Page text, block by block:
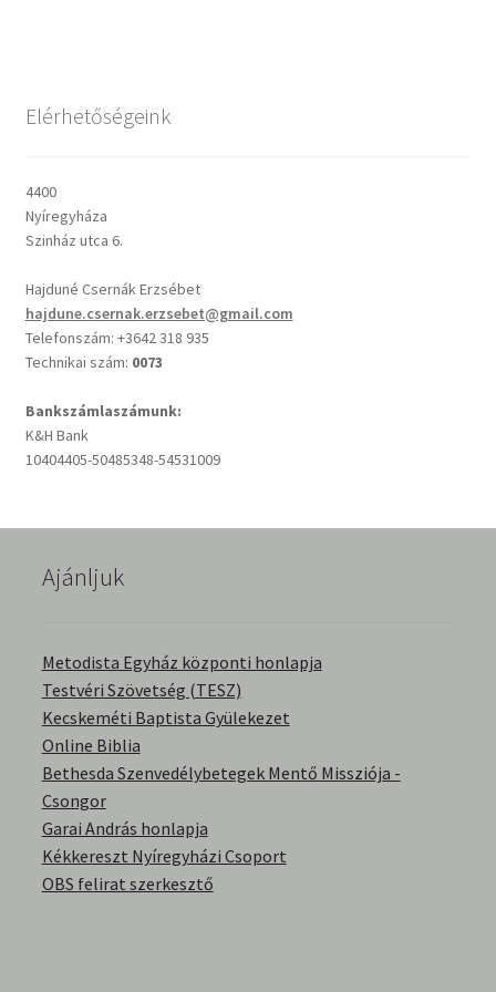
Cseri Kálmán: A kegyelem harmatja
Oswald Chambers: Krisztus mindenek felett
Mindennapi kenyerünk
Alkalmaink
Bemutatkozás
Elérhetőségek
English Bible Talks with Granville Pillar
Képek
Kitekintés
Könyvtár
Család-Házasság
Életrajzok-Regények
Elérhetőségeink
4400
Nyíregyháza
Szinház utca 6.
Hajduné Csernák Erzsébet
hajdune.csernak.erzsebet@gmail.com
Telefonszám: +3642 318 935
Technikai szám: 0073
Bankszámlaszámunk:
K&H Bank
10404405-50485348-54531009
Ajánljuk
Metodista Egyház központi honlapja
Testvéri Szövetség (TESZ)
Kecskeméti Baptista Gyülekezet
Online Biblia
Bethesda Szenvedélybetegek Mentő Missziója -
Csongor
Garai András honlapja
Kékkereszt Nyíregyházi Csoport
OBS felirat szerkesztő